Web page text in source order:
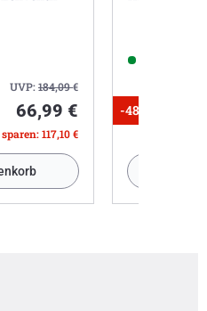
UVP:184,09€
66,99 €
117,10 €
-48%